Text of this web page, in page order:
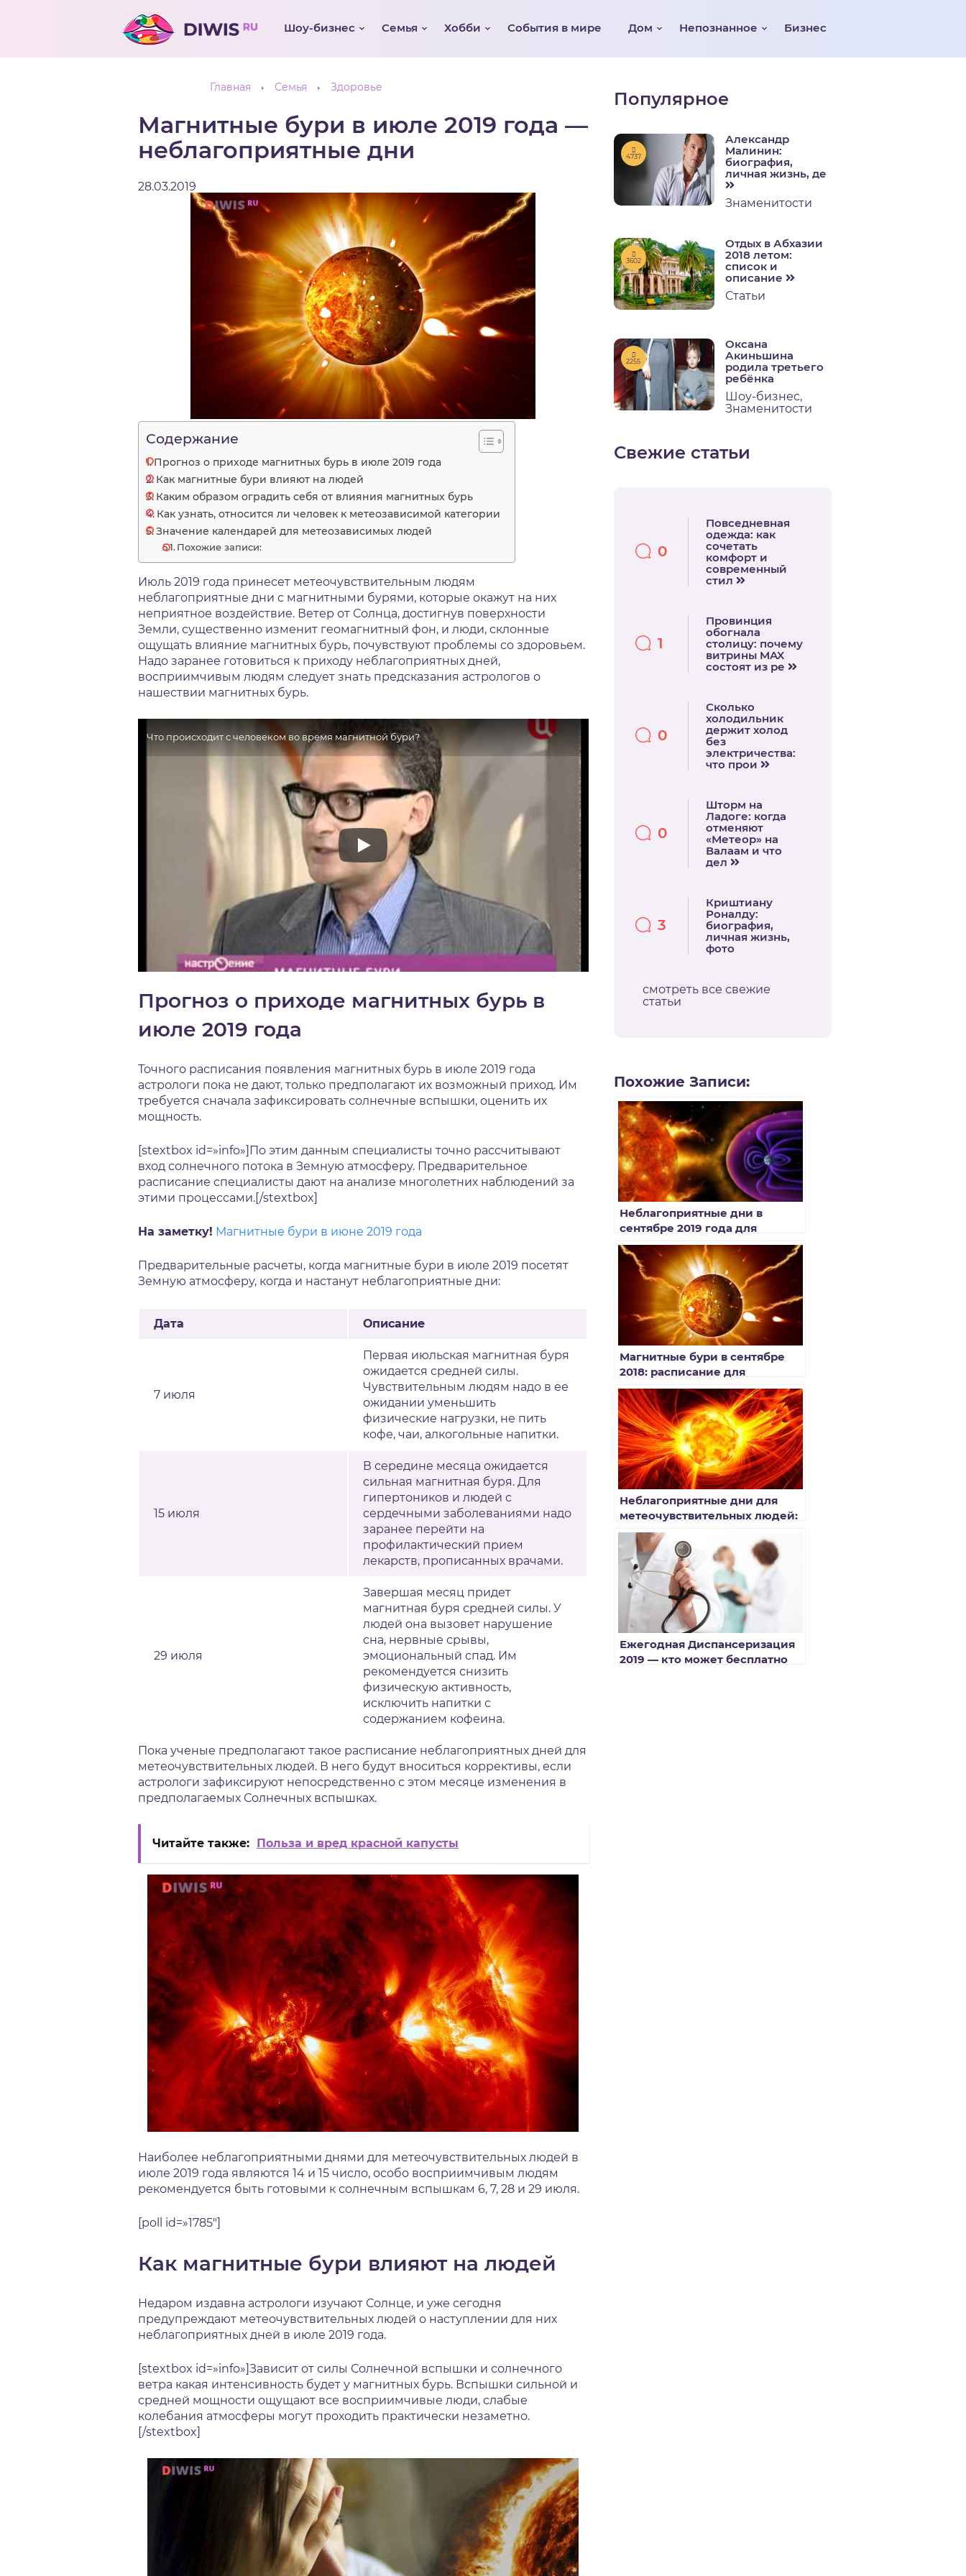
Шоу-бизнес Семья Хобби События в мире Дом Непознанное Бизнес
Главная Семья Здоровье
Магнитные бури в июле 2019 года —
неблагоприятные дни
28.03.2019
Содержание
Прогноз о приходе магнитных бурь в июле 2019 года
Как магнитные бури влияют на людей
Каким образом оградить себя от влияния магнитных бурь
Как узнать, относится ли человек к метеозависимой категории
Значение календарей для метеозависимых людей
Похожие записи:
Июль 2019 года принесет метеочувствительным людям
неблагоприятные дни с магнитными бурями, которые окажут на них
неприятное воздействие. Ветер от Солнца, достигнув поверхности
Земли, существенно изменит геомагнитный фон, и люди, склонные
ощущать влияние магнитных бурь, почувствуют проблемы со здоровьем.
Надо заранее готовиться к приходу неблагоприятных дней,
восприимчивым людям следует знать предсказания астрологов о
нашествии магнитных бурь.
Что происходит с человеком во время магнитной бури?
Прогноз о приходе магнитных бурь в
июле 2019 года
Точного расписания появления магнитных бурь в июле 2019 года
астрологи пока не дают, только предполагают их возможный приход. Им
требуется сначала зафиксировать солнечные вспышки, оценить их
мощность.
[stextbox id=»info»]По этим данным специалисты точно рассчитывают
вход солнечного потока в Земную атмосферу. Предварительное
расписание специалисты дают на анализе многолетних наблюдений за
этими процессами.[/stextbox]
На заметку! Магнитные бури в июне 2019 года
Предварительные расчеты, когда магнитные бури в июле 2019 посетят
Земную атмосферу, когда и настанут неблагоприятные дни:
Дата Описание
7 июля
Первая июльская магнитная буря
ожидается средней силы.
Чувствительным людям надо в ее
ожидании уменьшить
физические нагрузки, не пить
кофе, чаи, алкогольные напитки.
15 июля
В середине месяца ожидается
сильная магнитная буря. Для
гипертоников и людей с
сердечными заболеваниями надо
заранее перейти на
профилактический прием
лекарств, прописанных врачами.
29 июля
Завершая месяц придет
магнитная буря средней силы. У
людей она вызовет нарушение
сна, нервные срывы,
эмоциональный спад. Им
рекомендуется снизить
физическую активность,
исключить напитки с
содержанием кофеина.
Пока ученые предполагают такое расписание неблагоприятных дней для
метеочувствительных людей. В него будут вноситься коррективы, если
астрологи зафиксируют непосредственно с этом месяце изменения в
предполагаемых Солнечных вспышках.
Читайте также: Польза и вред красной капусты
Наиболее неблагоприятными днями для метеочувствительных людей в
июле 2019 года являются 14 и 15 число, особо восприимчивым людям
рекомендуется быть готовыми к солнечным вспышкам 6, 7, 28 и 29 июля.
[poll id=»1785″]
Как магнитные бури влияют на людей
Недаром издавна астрологи изучают Солнце, и уже сегодня
предупреждают метеочувствительных людей о наступлении для них
неблагоприятных дней в июле 2019 года.
[stextbox id=»info»]Зависит от силы Солнечной вспышки и солнечного
ветра какая интенсивность будет у магнитных бурь. Вспышки сильной и
средней мощности ощущают все восприимчивые люди, слабые
колебания атмосферы могут проходить практически незаметно.
[/stextbox]
Популярное
4737
Александр
Малинин:
биография,
личная жизнь, де
Знаменитости
3602
Отдых в Абхазии
2018 летом:
список и
описание
Статьи
2255
Оксана
Акиньшина
родила третьего
ребёнка
Шоу-бизнес,
Знаменитости
Свежие статьи
0
Повседневная
одежда: как
сочетать
комфорт и
современный
стил
1
Провинция
обогнала
столицу: почему
витрины MAX
состоят из ре
0
Сколько
холодильник
держит холод
без
электричества:
что прои
0
Шторм на
Ладоге: когда
отменяют
«Метеор» на
Валаам и что
дел
3
Криштиану
Роналду:
биография,
личная жизнь,
фото
смотреть все свежие
статьи
Похожие Записи:
Неблагоприятные дни в
сентябре 2019 года для
метеочувствительных людей
Магнитные бури в сентябре
2018: расписание для
метеочувствительных людей
Неблагоприятные дни для
метеочувствительных людей:
таблица магнитных бурь в
январе 2019 года
Ежегодная Диспансеризация
2019 — кто может бесплатно